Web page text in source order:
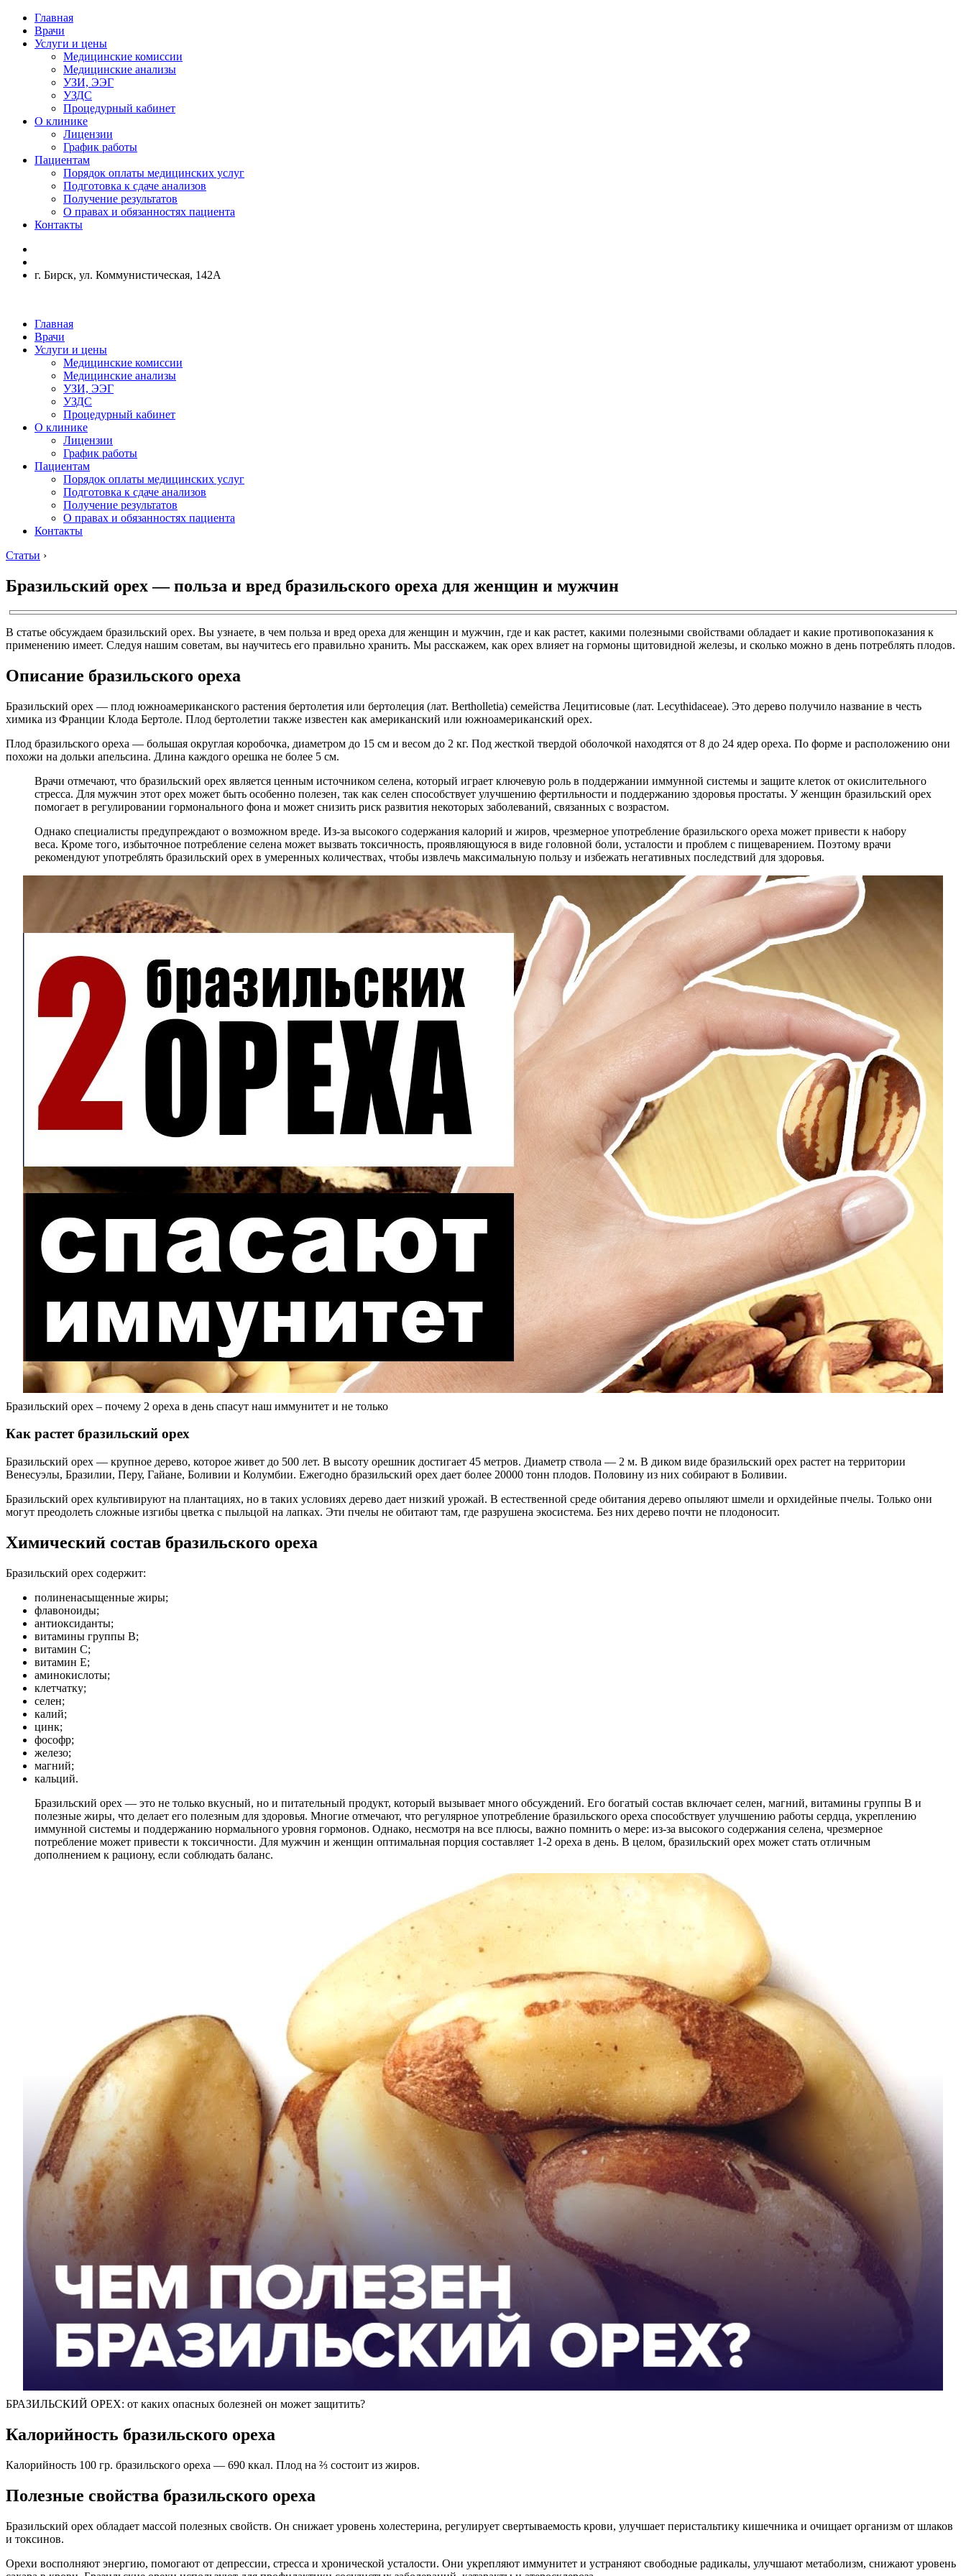
Главная
Врачи
Услуги и цены
Медицинские комиссии
Медицинские анализы
УЗИ, ЭЭГ
УЗДС
Процедурный кабинет
О клинике
Лицензии
График работы
Пациентам
Порядок оплаты медицинских услуг
Подготовка к сдаче анализов
Получение результатов
О правах и обязанностях пациента
Контакты
г. Бирск, ул. Коммунистическая, 142А
Главная
Врачи
Услуги и цены
Медицинские комиссии
Медицинские анализы
УЗИ, ЭЭГ
УЗДС
Процедурный кабинет
О клинике
Лицензии
График работы
Пациентам
Порядок оплаты медицинских услуг
Подготовка к сдаче анализов
Получение результатов
О правах и обязанностях пациента
Контакты
Статьи ›
Бразильский орех — польза и вред бразильского ореха для женщин и мужчин
В статье обсуждаем бразильский орех. Вы узнаете, в чем польза и вред ореха для женщин и мужчин, где и как растет, какими полезными свойствами обладает и какие противопоказания к
применению имеет. Следуя нашим советам, вы научитесь его правильно хранить. Мы расскажем, как орех влияет на гормоны щитовидной железы, и сколько можно в день потреблять плодов.
Описание бразильского ореха
Бразильский орех — плод южноамериканского растения бертолетия или бертолеция (лат. Bertholletia) семейства Лецитисовые (лат. Lecythidaceae). Это дерево получило название в честь
химика из Франции Клода Бертоле. Плод бертолетии также известен как американский или южноамериканский орех.
Плод бразильского ореха — большая округлая коробочка, диаметром до 15 см и весом до 2 кг. Под жесткой твердой оболочкой находятся от 8 до 24 ядер ореха. По форме и расположению они
похожи на дольки апельсина. Длина каждого орешка не более 5 см.
Врачи отмечают, что бразильский орех является ценным источником селена, который играет ключевую роль в поддержании иммунной системы и защите клеток от окислительного
стресса. Для мужчин этот орех может быть особенно полезен, так как селен способствует улучшению фертильности и поддержанию здоровья простаты. У женщин бразильский орех
помогает в регулировании гормонального фона и может снизить риск развития некоторых заболеваний, связанных с возрастом.
Однако специалисты предупреждают о возможном вреде. Из-за высокого содержания калорий и жиров, чрезмерное употребление бразильского ореха может привести к набору
веса. Кроме того, избыточное потребление селена может вызвать токсичность, проявляющуюся в виде головной боли, усталости и проблем с пищеварением. Поэтому врачи
рекомендуют употреблять бразильский орех в умеренных количествах, чтобы извлечь максимальную пользу и избежать негативных последствий для здоровья.
Бразильский орех – почему 2 ореха в день спасут наш иммунитет и не только
Как растет бразильский орех
Бразильский орех — крупное дерево, которое живет до 500 лет. В высоту орешник достигает 45 метров. Диаметр ствола — 2 м. В диком виде бразильский орех растет на территории
Венесуэлы, Бразилии, Перу, Гайане, Боливии и Колумбии. Ежегодно бразильский орех дает более 20000 тонн плодов. Половину из них собирают в Боливии.
Бразильский орех культивируют на плантациях, но в таких условиях дерево дает низкий урожай. В естественной среде обитания дерево опыляют шмели и орхидейные пчелы. Только они
могут преодолеть сложные изгибы цветка с пыльцой на лапках. Эти пчелы не обитают там, где разрушена экосистема. Без них дерево почти не плодоносит.
Химический состав бразильского ореха
Бразильский орех содержит:
полиненасыщенные жиры;
флавоноиды;
антиоксиданты;
витамины группы В;
витамин С;
витамин Е;
аминокислоты;
клетчатку;
селен;
калий;
цинк;
фософр;
железо;
магний;
кальций.
Бразильский орех — это не только вкусный, но и питательный продукт, который вызывает много обсуждений. Его богатый состав включает селен, магний, витамины группы B и
полезные жиры, что делает его полезным для здоровья. Многие отмечают, что регулярное употребление бразильского ореха способствует улучшению работы сердца, укреплению
иммунной системы и поддержанию нормального уровня гормонов. Однако, несмотря на все плюсы, важно помнить о мере: из-за высокого содержания селена, чрезмерное
потребление может привести к токсичности. Для мужчин и женщин оптимальная порция составляет 1-2 ореха в день. В целом, бразильский орех может стать отличным
дополнением к рациону, если соблюдать баланс.
БРАЗИЛЬСКИЙ ОРЕХ: от каких опасных болезней он может защитить?
Калорийность бразильского ореха
Калорийность 100 гр. бразильского ореха — 690 ккал. Плод на ⅔ состоит из жиров.
Полезные свойства бразильского ореха
Бразильский орех обладает массой полезных свойств. Он снижает уровень холестерина, регулирует свертываемость крови, улучшает перистальтику кишечника и очищает организм от шлаков
и токсинов.
Орехи восполняют энергию, помогают от депрессии, стресса и хронической усталости. Они укрепляют иммунитет и устраняют свободные радикалы, улучшают метаболизм, снижают уровень